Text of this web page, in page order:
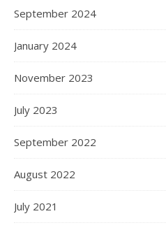
September 2024
January 2024
November 2023
July 2023
September 2022
August 2022
July 2021